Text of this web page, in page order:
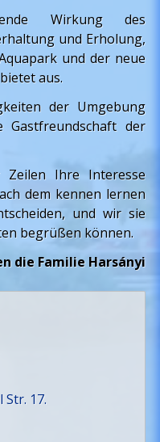
Wirkung des
und Erholung,
und der neue
aus.
der Umgebung
Gastfreundschaft der
Ihre Interesse
dem kennen lernen
und wir sie
begrüßen können.
die Familie Harsányi
Str. 17.